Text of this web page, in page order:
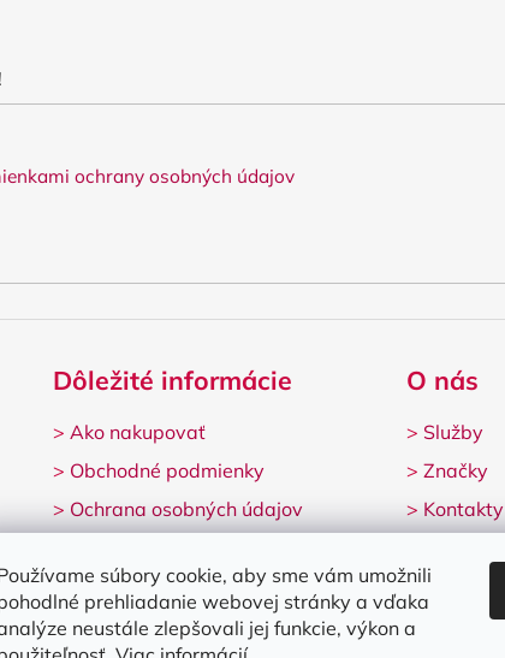
súbory cookie, aby sme vám umožnili
prehliadanie webovej stránky a vďaka
neustále zlepšovali jej funkcie, výkon a
ochrany osobných údajov
Dôležité informácie
> Ako nakupovať
> Obchodné podmienky
> Ochrana osobných údajov
O nás
> Služby
> Značky
> Kontakty